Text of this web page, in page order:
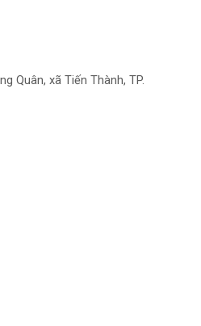
Quân, xã Tiến Thành, TP.